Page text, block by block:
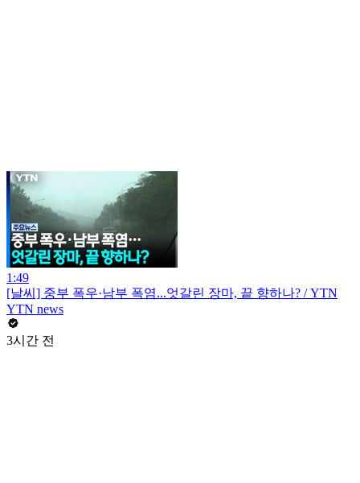
1:49
[날씨] 중부 폭우·남부 폭염...엇갈린 장마, 끝 향하나? / YTN
YTN news
3시간 전